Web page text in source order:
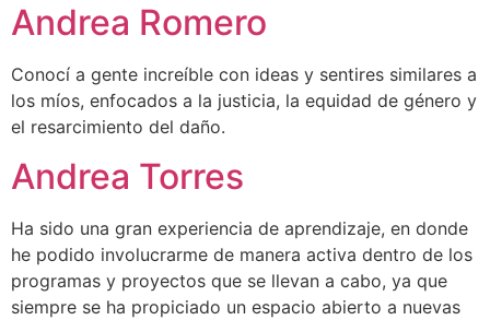
Andrea Romero
Conocí a gente increíble con ideas y sentires similares a
los míos, enfocados a la justicia, la equidad de género y
el resarcimiento del daño.
Andrea Torres
Ha sido una gran experiencia de aprendizaje, en donde
he podido involucrarme de manera activa dentro de los
programas y proyectos que se llevan a cabo, ya que
siempre se ha propiciado un espacio abierto a nuevas